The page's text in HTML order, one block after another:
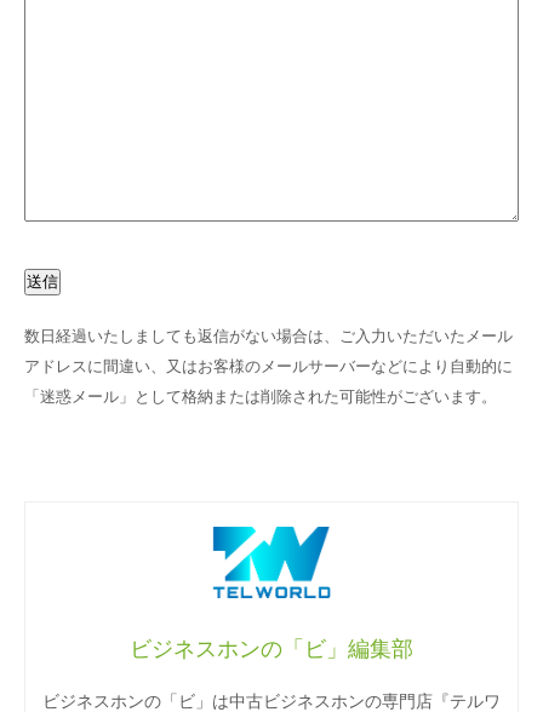
送信
数日経過いたしましても返信がない場合は、ご入力いただいたメール
アドレスに間違い、又はお客様のメールサーバーなどにより自動的に
「迷惑メール」として格納または削除された可能性がございます。
ビジネスホンの「ビ」編集部
ビジネスホンの「ビ」は中古ビジネスホンの専門店『テルワ